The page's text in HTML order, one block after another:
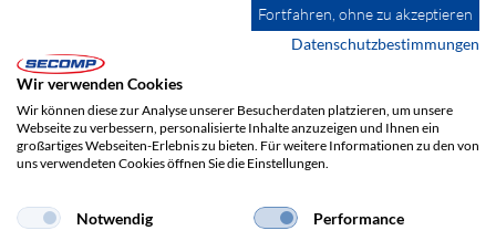
Impressum AGB Haftungsausschluss Datenschutz
Fortfahren, ohne zu akzeptieren
Datenschutzbestimmungen
Wir verwenden Cookies
Wir können diese zur Analyse unserer Besucherdaten platzieren, um unsere
Webseite zu verbessern, personalisierte Inhalte anzuzeigen und Ihnen ein
großartiges Webseiten-Erlebnis zu bieten. Für weitere Informationen zu den von
uns verwendeten Cookies öffnen Sie die Einstellungen.
Notwendig Performance